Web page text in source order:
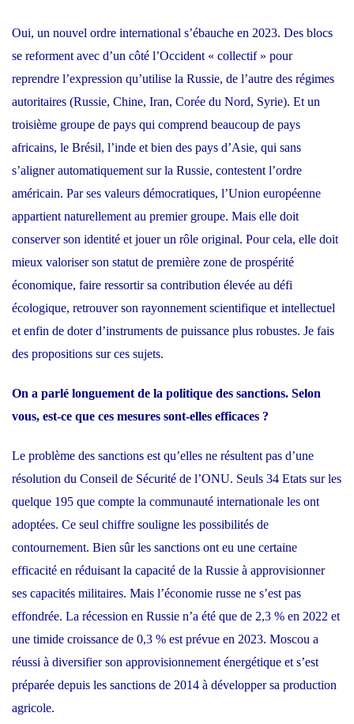
Oui, un nouvel ordre international s’ébauche en 2023. Des blocs
se reforment avec d’un côté l’Occident « collectif » pour
reprendre l’expression qu’utilise la Russie, de l’autre des régimes
autoritaires (Russie, Chine, Iran, Corée du Nord, Syrie). Et un
troisième groupe de pays qui comprend beaucoup de pays
africains, le Brésil, l’inde et bien des pays d’Asie, qui sans
s’aligner automatiquement sur la Russie, contestent l’ordre
américain. Par ses valeurs démocratiques, l’Union européenne
appartient naturellement au premier groupe. Mais elle doit
conserver son identité et jouer un rôle original. Pour cela, elle doit
mieux valoriser son statut de première zone de prospérité
économique, faire ressortir sa contribution élevée au défi
écologique, retrouver son rayonnement scientifique et intellectuel
et enfin de doter d’instruments de puissance plus robustes. Je fais
des propositions sur ces sujets.
On a parlé longuement de la politique des sanctions. Selon
vous, est-ce que ces mesures sont-elles efficaces ?
Le problème des sanctions est qu’elles ne résultent pas d’une
résolution du Conseil de Sécurité de l’ONU. Seuls 34 Etats sur les
quelque 195 que compte la communauté internationale les ont
adoptées. Ce seul chiffre souligne les possibilités de
contournement. Bien sûr les sanctions ont eu une certaine
efficacité en réduisant la capacité de la Russie à approvisionner
ses capacités militaires. Mais l’économie russe ne s’est pas
effondrée. La récession en Russie n’a été que de 2,3 % en 2022 et
une timide croissance de 0,3 % est prévue en 2023. Moscou a
réussi à diversifier son approvisionnement énergétique et s’est
préparée depuis les sanctions de 2014 à développer sa production
agricole.